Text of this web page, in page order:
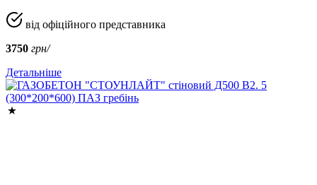
від офіційного представника
3750 грн/
Детальніше